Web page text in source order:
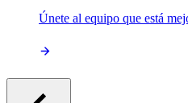
Únete al equipo que está